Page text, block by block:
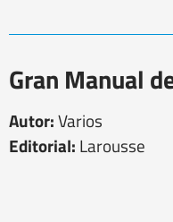
Gran Manual
Autor:Varios
Editorial: Larousse